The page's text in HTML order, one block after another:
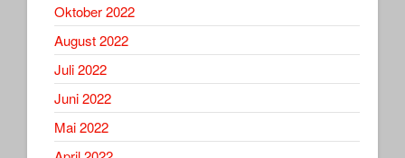
Oktober 2022
August 2022
Juli 2022
Juni 2022
Mai 2022